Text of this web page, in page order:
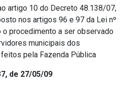
artigo 10 do Decreto 48.138/07,
nos artigos 96 e 97 da Lei nº
procedimento a ser observado
municipais dos
pela Fazenda Pública
de 27/05/09